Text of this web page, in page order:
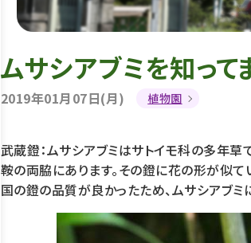
ムサシアブミを知って
2019年01月07日(月) 植物園
武蔵鐙：ムサシアブミはサトイモ科の多年
鞍の両脇にあります。その鐙に花の形が似
国の鐙の品質が良かったため、ムサシアブミ